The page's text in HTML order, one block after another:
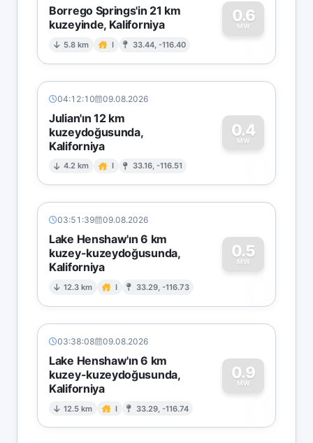
Borrego Springs'in 21 km
kuzeyinde, Kaliforniya
5.8 km I 33.44, -116.40
0.6
MW
0
04:12:10 09.08.2026
Julian'ın 12 km
kuzeydoğusunda,
Kaliforniya
4.2 km I 33.16, -116.51
0.4
MW
0
03:51:39 09.08.2026
Lake Henshaw'ın 6 km
kuzey-kuzeydoğusunda,
Kaliforniya
12.3 km I 33.29, -116.73
0.5
MW
0
03:38:08 09.08.2026
Lake Henshaw'ın 6 km
kuzey-kuzeydoğusunda,
Kaliforniya
12.5 km I 33.29, -116.74
0.9
MW
0